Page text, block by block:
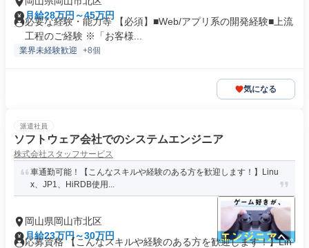
月給28万円～45万円
必要な経験・能力等 【必須】■Web/アプリ系の開発経験■上流
工程のご経験 ※「お客様...
業界未経験歓迎 +8個
気になる
派遣社員
ソフトウェア会社でのシステムエンジニア
株式会社スタッフサービス
車通勤可能！【こんなスキルや経験のある方を歓迎します！】Linu
x、JP1、HiRDB使用...
岡山県岡山市北区
月給23万円～30万円
応募資格 【こんなスキルや経験のある方を歓迎します！】Lin